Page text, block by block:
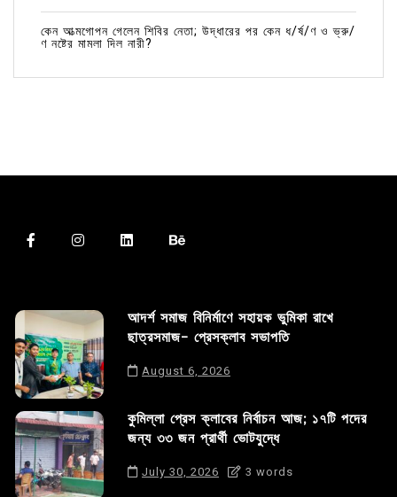
কেন আত্মগোপন গেলেন শিবির নেতা; উদ্ধারের পর কেন ধ/র্ষ/ণ ও ভ্রু/
ণ নষ্টের মামলা দিল নারী?
আদর্শ সমাজ বিনির্মাণে সহায়ক ভুমিকা রাখে
ছাত্রসমাজ- প্রেসক্লাব সভাপতি
August 6, 2026
কুমিল্লা প্রেস ক্লাবের নির্বাচন আজ; ১৭টি পদের
জন্য ৩৩ জন প্রার্থী ভোটযুদ্ধে
July 30, 2026 3 words